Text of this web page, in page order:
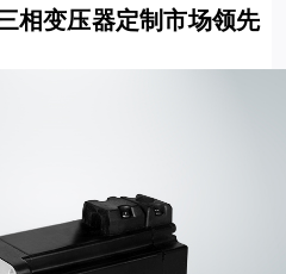
相变压器定制市场领先